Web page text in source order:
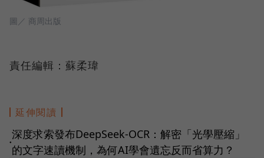
圖／ 商周出版
責任編輯：蘇柔瑋
延伸閱讀
●
深度求索發布DeepSeek-OCR：解密「光學壓縮」
的文字速讀機制，為何AI學會遺忘反而省算力？